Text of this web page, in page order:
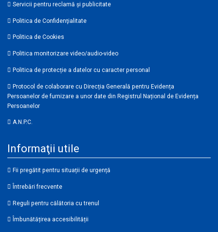
Servicii pentru reclamă și publicitate
Politica de Confidenţialitate
Politica de Cookies
Politica monitorizare video/audio-video
Politica de protecție a datelor cu caracter personal
Protocol de colaborare cu Direcția Generală pentru Evidența
Persoanelor de furnizare a unor date din Registrul Național de Evidența
Persoanelor
A.N.P.C.
Informaţii utile
Fii pregătit pentru situații de urgență
Întrebări frecvente
Reguli pentru călătoria cu trenul
Îmbunătățirea accesibilității